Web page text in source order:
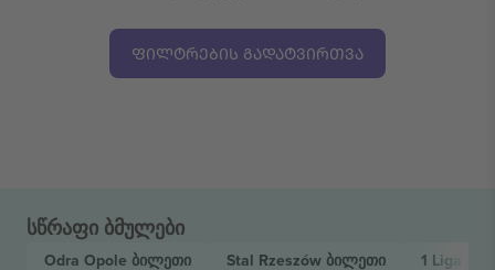
ᲤᲘᲚᲢᲠᲔᲑᲘᲡ ᲒᲐᲓᲐᲢᲕᲘᲠᲗᲕᲐ
სწრაფი ბმულები
Odra Opole ბილეთი Stal Rzeszów ბილეთი 1 Liga